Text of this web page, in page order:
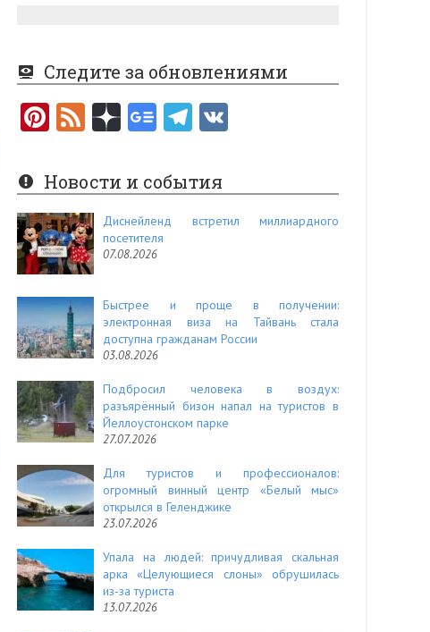
Следите за обновлениями
Pi
er
es
t
F
e
d
Новости и события
Диснейленд встретил миллиардного
посетителя
07.08.2026
Быстрее и проще в получении:
электронная виза на Тайвань стала
доступна гражданам России
03.08.2026
Подбросил человека в воздух:
разъярённый бизон напал на туристов в
Йеллоустонском парке
27.07.2026
Для туристов и профессионалов:
огромный винный центр «Белый мыс»
открылся в Геленджике
23.07.2026
Упала на людей: причудливая скальная
арка «Целующиеся слоны» обрушилась
из-за туриста
13.07.2026